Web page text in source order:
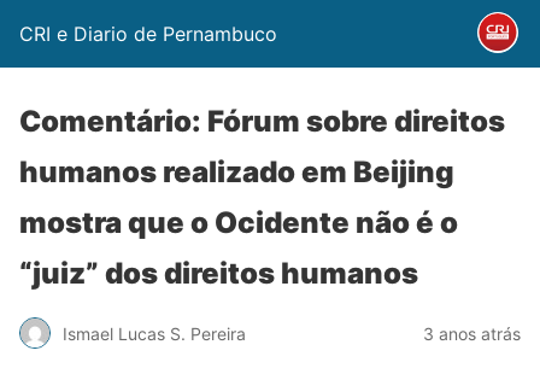
CRI e Diario de Pernambuco
Comentário: Fórum sobre direitos
humanos realizado em Beijing
mostra que o Ocidente não é o
“juiz” dos direitos humanos
Ismael Lucas S. Pereira 3 anos atrás